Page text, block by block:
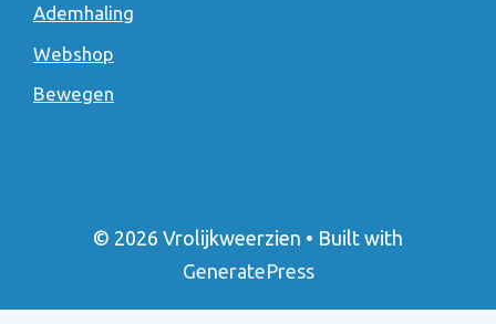
Ademhaling
Webshop
Bewegen
© 2026 Vrolijkweerzien • Built with
GeneratePress